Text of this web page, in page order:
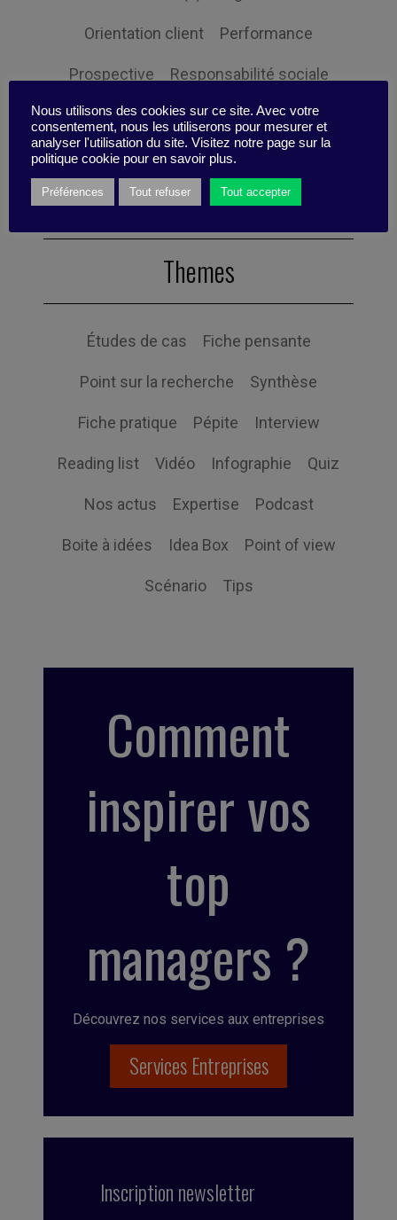
Orientation client Performance
Prospective Responsabilité sociale
Ressources humaines Stratégie
Expertise
Themes
Études de cas Fiche pensante
Point sur la recherche Synthèse
Fiche pratique Pépite Interview
Reading list Vidéo Infographie Quiz
Nos actus Expertise Podcast
Boite à idées Idea Box Point of view
Scénario Tips
Comment
inspirer vos
top
managers ?
Découvrez nos services aux entreprises
Services Entreprises
Inscription newsletter
Nous utilisons des cookies sur ce site. Avec votre
consentement, nous les utiliserons pour mesurer et
analyser l'utilisation du site. Visitez notre page sur la
politique cookie pour en savoir plus.
Préférences Tout refuser Tout accepter